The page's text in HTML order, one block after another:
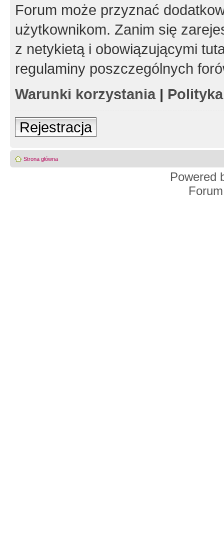
Forum może przyznać
użytkownikom. Zanim się
z netykietą i obowiązującymi
regulaminy poszczególnych
Warunki korzystania|
Rejestracja
Strona główna
Powered